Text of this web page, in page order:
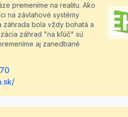
premeníme na realitu. Ako
na závlahové systémy
záhrada bola vždy bohatá a
záhrad "na kľúč" sú
aj zanedbané